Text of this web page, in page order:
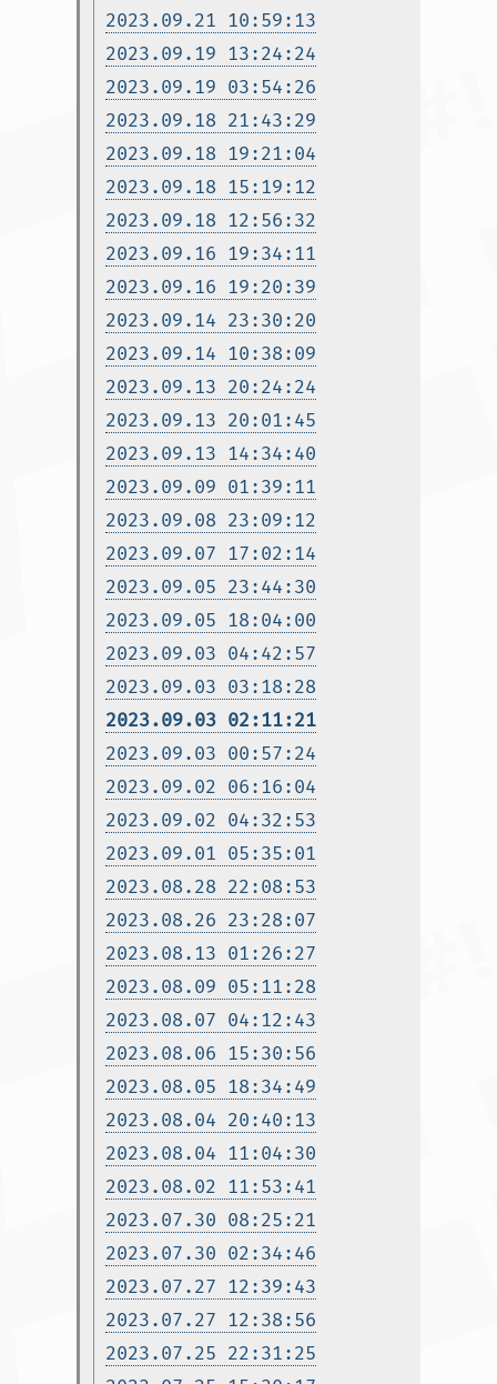
2023.09.21 10:59:13
2023.09.19 13:24:24
2023.09.19 03:54:26
2023.09.18 21:43:29
2023.09.18 19:21:04
2023.09.18 15:19:12
2023.09.18 12:56:32
2023.09.16 19:34:11
2023.09.16 19:20:39
2023.09.14 23:30:20
2023.09.14 10:38:09
2023.09.13 20:24:24
2023.09.13 20:01:45
2023.09.13 14:34:40
2023.09.09 01:39:11
2023.09.08 23:09:12
2023.09.07 17:02:14
2023.09.05 23:44:30
2023.09.05 18:04:00
2023.09.03 04:42:57
2023.09.03 03:18:28
2023.09.03 02:11:21
2023.09.03 00:57:24
2023.09.02 06:16:04
2023.09.02 04:32:53
2023.09.01 05:35:01
2023.08.28 22:08:53
2023.08.26 23:28:07
2023.08.13 01:26:27
2023.08.09 05:11:28
2023.08.07 04:12:43
2023.08.06 15:30:56
2023.08.05 18:34:49
2023.08.04 20:40:13
2023.08.04 11:04:30
2023.08.02 11:53:41
2023.07.30 08:25:21
2023.07.30 02:34:46
2023.07.27 12:39:43
2023.07.27 12:38:56
2023.07.25 22:31:25